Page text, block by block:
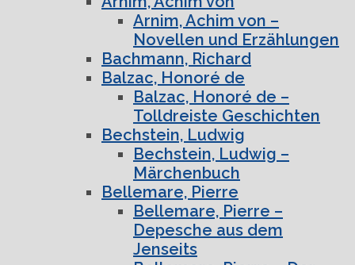
Arnim, Achim von –
Novellen und Erzählungen
Bachmann, Richard
Balzac, Honoré de
Balzac, Honoré de –
Tolldreiste Geschichten
Bechstein, Ludwig
Bechstein, Ludwig –
Märchenbuch
Bellemare, Pierre
Bellemare, Pierre –
Depesche aus dem
Jenseits